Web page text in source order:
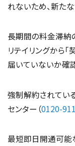
れないため、新た
長期間の料金滞納
リテイリングから
届いていないか確
強制解約されてい
センター（0120-
最短即日開通可能